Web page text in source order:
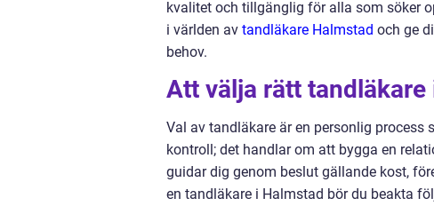
kvalitet och tillgänglig för alla som söker
i världen av tandläkare Halmstad och ge
behov.
Att välja rätt tandläkare
Val av tandläkare är en personlig process
kontroll; det handlar om att bygga en
guidar dig genom beslut gällande kost,
en tandläkare i Halmstad bör du beakta